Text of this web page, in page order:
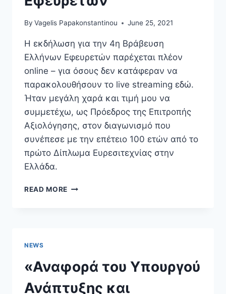
By Vagelis Papakonstantinou June 25, 2021
Η εκδήλωση για την 4η Βράβευση
Ελλήνων Εφευρετών παρέχεται πλέον
online – για όσους δεν κατάφεραν να
παρακολουθήσουν το live streaming εδώ.
Ήταν μεγάλη χαρά και τιμή μου να
συμμετέχω, ως Πρόεδρος της Επιτροπής
Αξιολόγησης, στον διαγωνισμό που
συνέπεσε με την επέτειο 100 ετών από το
πρώτο Δίπλωμα Ευρεσιτεχνίας στην
Ελλάδα.
READ MORE 4Η
NEWS
«Αναφορά του Υπουργού
Ανάπτυξης και